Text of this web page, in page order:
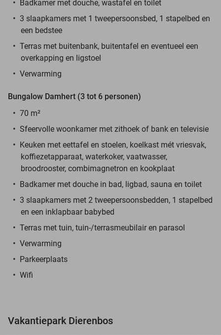
Badkamer met douche, wastafel en toilet
3 slaapkamers met 1 tweepersoonsbed, 1 stapelbed en
een bedstee
Terras met buitenbank, buitentafel en eventueel een
overkapping en ligstoel
Verwarming
Bungalow Damhert (3 tot 6 personen)
70 m²
Sfeervolle woonkamer met zithoek of bank en televisie
Keuken met eettafel en stoelen, koelkast mét vriesvak,
koffiezetapparaat, waterkoker, vaatwasser,
broodrooster, combimagnetron en kookplaat
Badkamer met douche in bad, ligbad, sauna en toilet
3 slaapkamers met 2 tweepersoonsbedden, 1 stapelbed
en een inklapbaar babybed
Terras met tuin, tuin-/terrasmeubilair en parasol
Verwarming
Parkeerplaats
Wifi
Vakantiepark Dierenbos